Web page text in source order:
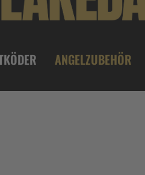
ANGELZUBEHÖR